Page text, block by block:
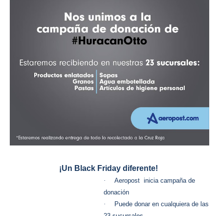
¡Un Black Friday diferente!
·
Aeropost inicia campaña de
donación
·
Puede donar en cualquiera de las